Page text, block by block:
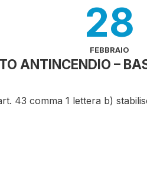
28
FEBBRAIO
ANTINCENDIO –
43 comma 1 lettera b)